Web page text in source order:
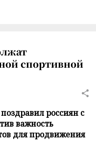
спортивной
россиян с
важность
для продвижения